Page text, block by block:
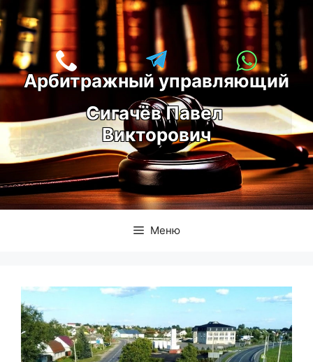
Перейти
к
содержимому
Арбитражный управляющий
Сигачёв Павел
Викторович
Меню